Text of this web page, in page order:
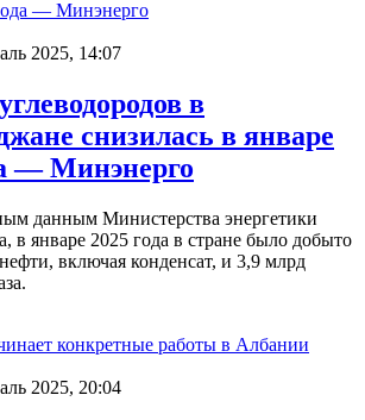
2025, 14:07
в
снизилась в январе
— Минэнерго
данным Министерства энергетики
в январе 2025 года в стране было добыто
включая конденсат, и 3,9 млрд
2025, 20:04